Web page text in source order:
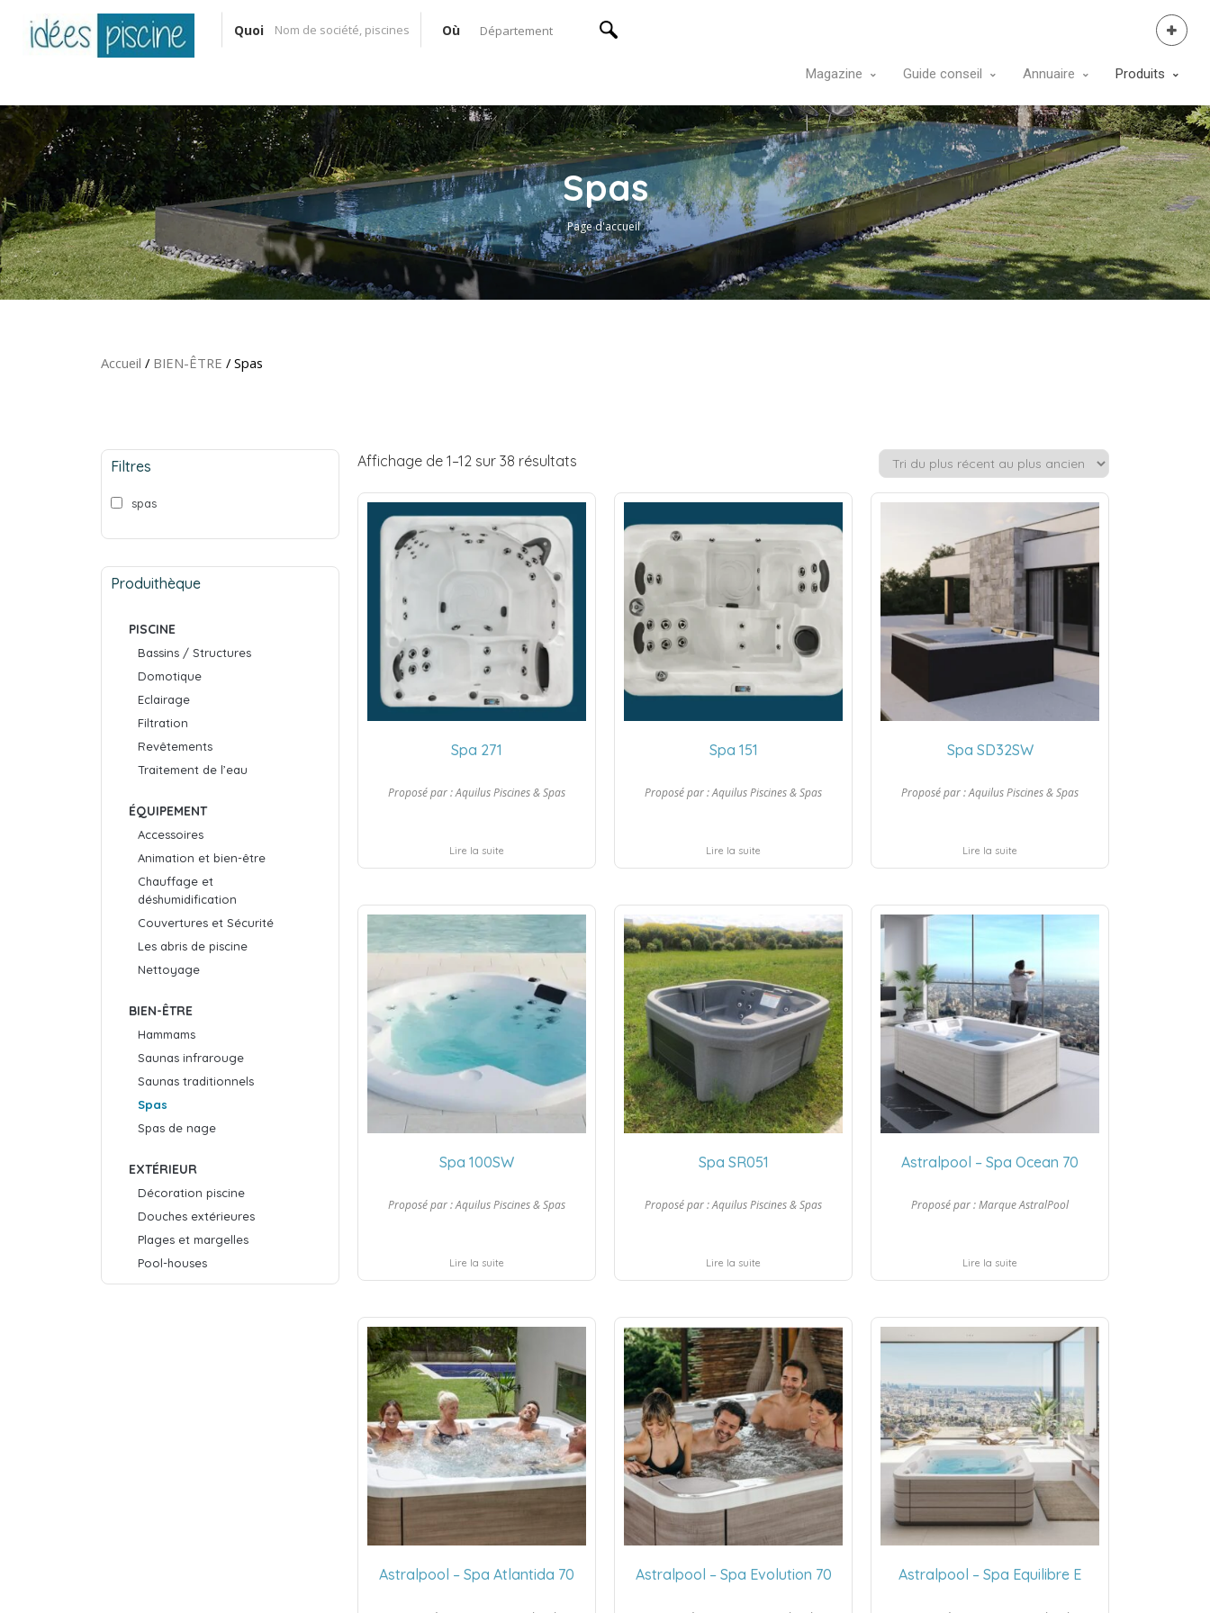
Quoi Où Département
Magazine Guide conseil
Réussir votre projet
piscine
Réglementation
piscine
Implantation de la
piscine
Forme de piscine
Piscine à
débordement
piscinistes
Choisir son pisciniste
Étapes de la
construction
Piscine en kit
Piscine bois
Piscine coque
Piscine modulaire
Piscine béton
monobloc
Rendre sa piscine plus
responsable
Domotique piscine
Réussir l’hivernage
Remise en route
Dépannages courants
Annuaire Produits
Spas
Page d'accueil
Accueil / BIEN-ÊTRE / Spas
Filtres
spas
Produithèque
PISCINE
Bassins / Structures
Domotique
Eclairage
Filtration
Revêtements
Traitement de l’eau
ÉQUIPEMENT
Accessoires
Animation et bien-être
Chauffage et
déshumidification
Couvertures et Sécurité
Les abris de piscine
Nettoyage
BIEN-ÊTRE
Hammams
Saunas infrarouge
Saunas traditionnels
Spas
Spas de nage
EXTÉRIEUR
Décoration piscine
Douches extérieures
Plages et margelles
Pool-houses
Affichage de 1–12 sur 38 résultats
Spa 271
Proposé par :Aquilus Piscines & Spas
Lire la suite
Spa 151
Proposé par :Aquilus Piscines & Spas
Lire la suite
Spa SD32SW
Proposé par :Aquilus Piscines & Spas
Lire la suite
Spa 100SW
Proposé par :Aquilus Piscines & Spas
Lire la suite
Spa SR051
Proposé par :Aquilus Piscines & Spas
Lire la suite
Astralpool – Spa Ocean 70
Proposé par :Marque AstralPool
Lire la suite
Astralpool – Spa Atlantida 70 Astralpool – Spa Evolution 70 Astralpool – Spa Equilibre E